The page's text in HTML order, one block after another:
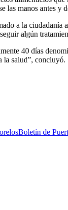
las manos antes
a la ciudadanía
algún
40 días
la salud”, concluyó.
Boletín de